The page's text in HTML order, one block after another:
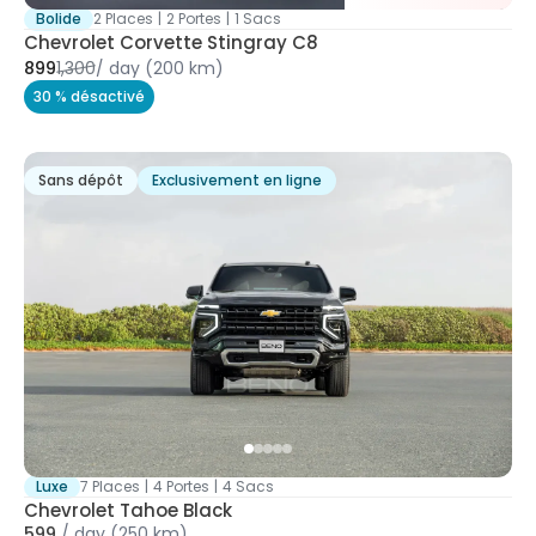
Bolide
2 Places 2 Portes 1 Sacs
Chevrolet Corvette Stingray C8
8991,300/ day (200 km)
30 % désactivé
Sans dépôt Exclusivement en ligne
Luxe 7 Places 4 Portes 4 Sacs
Chevrolet Tahoe Black